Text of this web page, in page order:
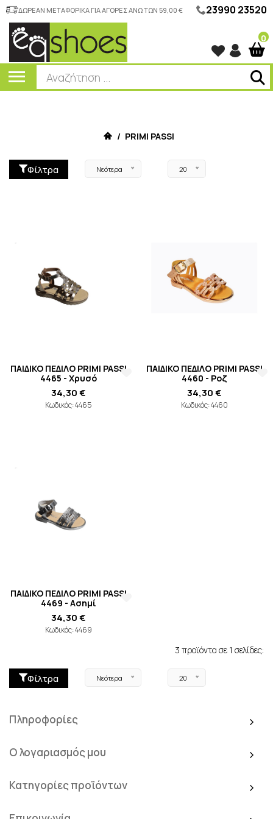
ΔΩΡΕΑΝ ΜΕΤΑΦΟΡΙΚΑ ΓΙΑ ΑΓΟΡΕΣ ΑΝΩ ΤΩΝ 59,00 € 23990 23520
0
/ PRIMI PASSI
Φίλτρα Νεότερα 20
ΠΑΙΔΙΚΟ ΠΕΔΙΛΟ PRIMI PASSI
4465 - Χρυσό
34,30 €
Κωδικός: 4465
ΠΑΙΔΙΚΟ ΠΕΔΙΛΟ PRIMI PASSI
4460 - Ροζ
34,30 €
Κωδικός: 4460
ΠΑΙΔΙΚΟ ΠΕΔΙΛΟ PRIMI PASSI
4469 - Ασημί
34,30 €
Κωδικός: 4469
3 προϊόντα σε 1 σελίδες:
Φίλτρα Νεότερα 20
Πληροφορίες
Ο λογαριασμός μου
Κατηγορίες προϊόντων